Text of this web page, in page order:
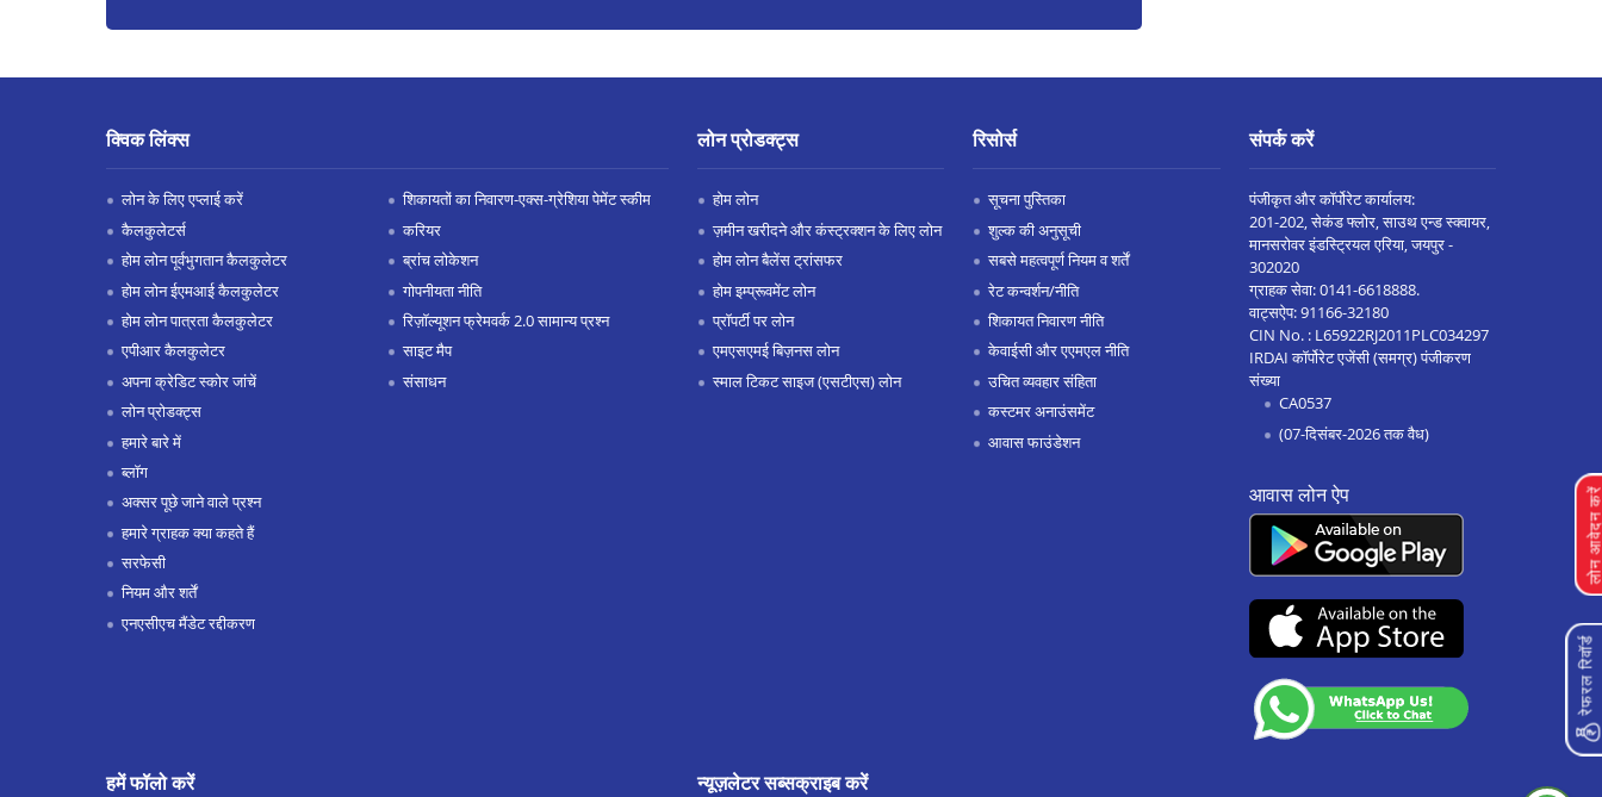
लोन
रेफरल रिवॉर्ड
क्विक लिंक्स
लोन के लिए एप्लाई करें
कैलकुलेटर्स
होम लोन पूर्वभुगतान कैलकुलेटर
होम लोन ईएमआई कैलकुलेटर
होम लोन पात्रता कैलकुलेटर
एपीआर कैलकुलेटर
अपना क्रेडिट स्कोर जांचें
लोन प्रोडक्ट्स
हमारे बारे में
ब्लॉग
अक्सर पूछे जाने वाले प्रश्न
हमारे ग्राहक क्या कहते हैं
सरफेसी
नियम और शर्तें
एनएसीएच मैंडेट रद्दीकरण
शिकायतों का निवारण-एक्स-ग्रेशिया पेमेंट स्कीम
करियर
ब्रांच लोकेशन
गोपनीयता नीति
रिज़ॉल्यूशन फ्रेमवर्क 2.0 सामान्य प्रश्न
साइट मैप
संसाधन
लोन प्रोडक्ट्स
होम लोन
ज़मीन खरीदने और कंस्ट्रक्शन के लिए लोन
होम लोन बैलेंस ट्रांसफर
होम इम्प्रूवमेंट लोन
प्रॉपर्टी पर लोन
एमएसएमई बिज़नस लोन
स्माल टिकट साइज (एसटीएस) लोन
रिसोर्स
सूचना पुस्तिका
शुल्क की अनुसूची
सबसे महत्वपूर्ण नियम व शर्तें
रेट कन्वर्शन/नीति
शिकायत निवारण नीति
केवाईसी और एएमएल नीति
उचित व्यवहार संहिता
कस्टमर अनाउंसमेंट
आवास फाउंडेशन
संपर्क करें
पंजीकृत और कॉर्पोरेट कार्यालय:
201-202, सेकंड फ्लोर, साउथ एन्ड स्क्वायर,
मानसरोवर इंडस्ट्रियल एरिया, जयपुर -
302020
ग्राहक सेवा:0141-6618888.
वाट्सऐप:91166-32180
CIN No. : L65922RJ2011PLC034297
IRDAI कॉर्पोरेट एजेंसी (समग्र) पंजीकरण
संख्या
CA0537
(07-दिसंबर-2026 तक वैध)
आवास लोन ऐप
हमें फॉलो करें न्यूज़लेटर सब्सक्राइब करें